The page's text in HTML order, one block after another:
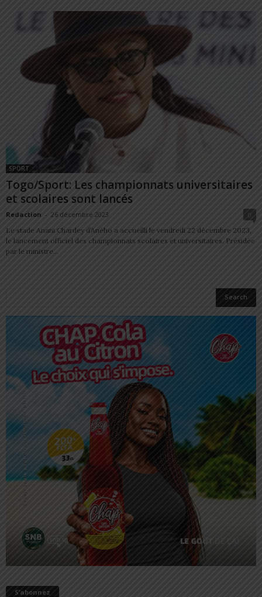
SPORT
Togo/Sport: Les championnats universitaires
et scolaires sont lancés
Redaction - 26 décembre 2023
0
Le stade Anani Chardey d’Aného a accueilli le vendredi 22 décembre 2023,
le lancement officiel des championnats scolaires et universitaires. Présidée
par le ministre...
S’abonnez